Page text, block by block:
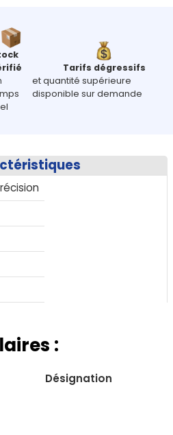
Tarifs dégressifs
et quantité supérieure
disponible sur demande
:
Désignation